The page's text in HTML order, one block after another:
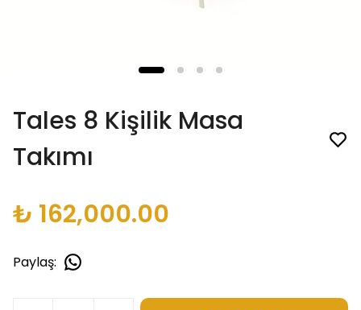
Tales 8 Kişilik Masa
Takımı
₺ 162,000.00
Paylaş: